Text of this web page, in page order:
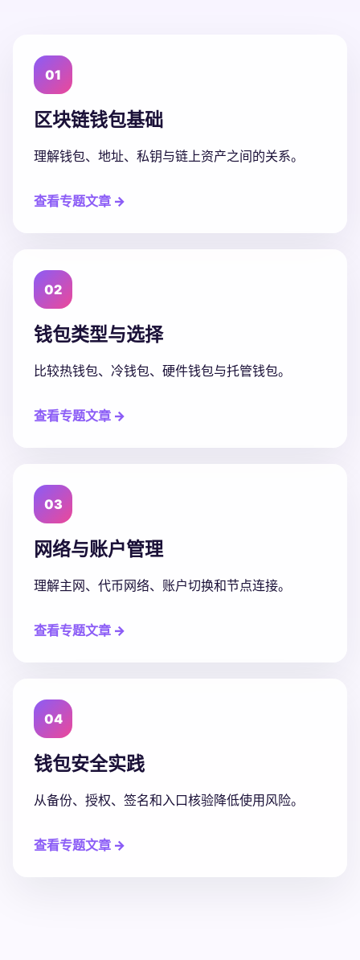
01
区块链钱包基础
理解钱包、地址、私钥与链上资产之间的关系。
查看专题文章 →
02
钱包类型与选择
比较热钱包、冷钱包、硬件钱包与托管钱包。
查看专题文章 →
03
网络与账户管理
理解主网、代币网络、账户切换和节点连接。
查看专题文章 →
04
钱包安全实践
从备份、授权、签名和入口核验降低使用风险。
查看专题文章 →